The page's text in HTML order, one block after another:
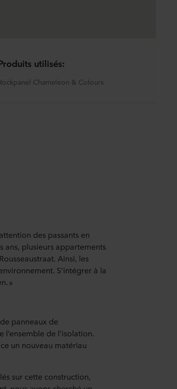
utilisés:
Chameleon & Colours
des passants en
ans, plusieurs appartements
Ainsi, les
S’intégrer à la
»
panneaux de
de l’isolation.
un nouveau matériau
sur cette construction,